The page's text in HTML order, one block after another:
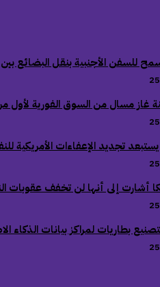
للسفن الأجنبية بنقل البضائع بين
غاز مسال من السوق الفورية لأول
يستبعد تجديد الإعفاءات الأمريكية
أشارت إلى أنها لن تخفف عقوبات
بطاريات لمراكز بيانات الذكاء